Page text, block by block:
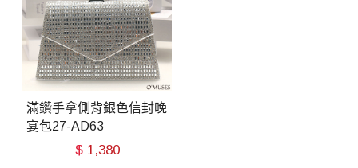
滿鑽手拿側背銀色信封晚
宴包27-AD63
$ 1,380